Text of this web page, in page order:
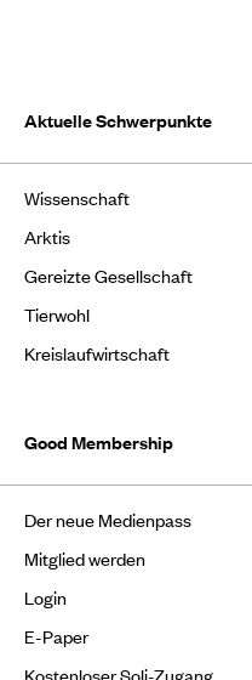
Aktuelle Schwerpunkte
Wissenschaft
Arktis
Gereizte Gesellschaft
Tierwohl
Kreislaufwirtschaft
Good Membership
Der neue Medienpass
Mitglied werden
Login
E-Paper
Kostenloser Soli-Zugang